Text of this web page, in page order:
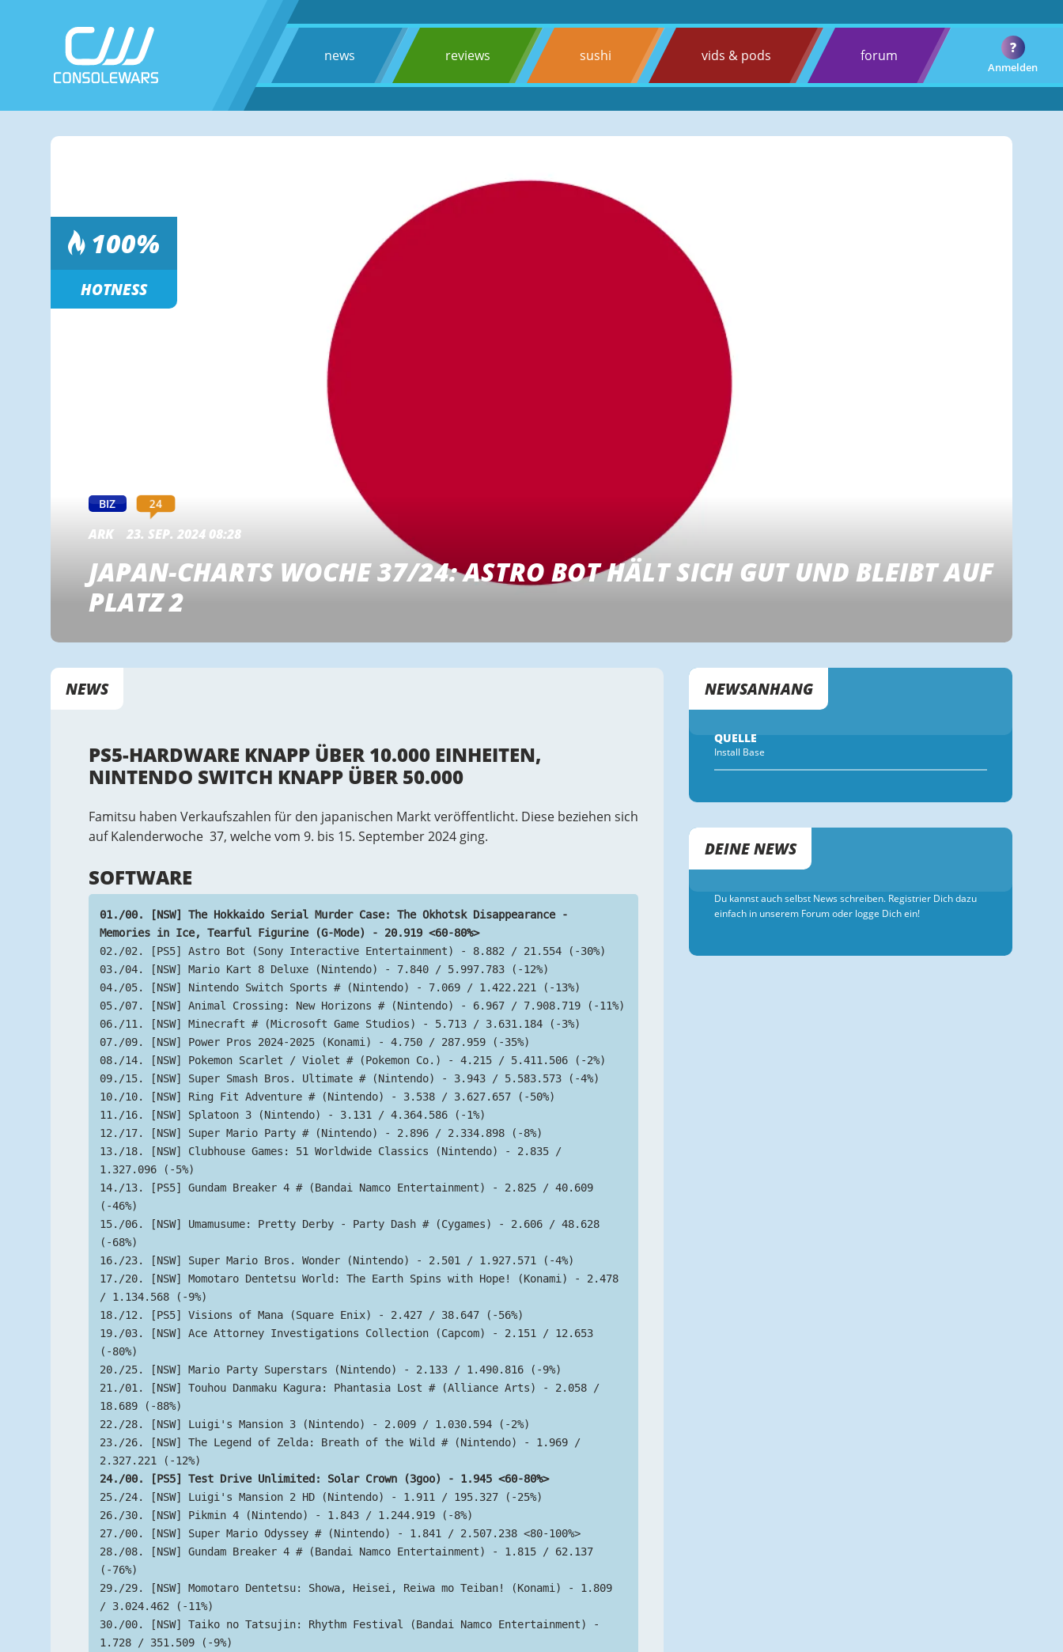
news reviews sushi vids & pods forum
Anmelden
?
100%
HOTNESS
BIZ 24
ARK 23. SEP. 2024 08:28
JAPAN-CHARTS WOCHE 37/24: ASTRO BOT HÄLT SICH GUT UND BLEIBT AUF
PLATZ 2
NEWS
PS5-HARDWARE KNAPP ÜBER 10.000 EINHEITEN,
NINTENDO SWITCH KNAPP ÜBER 50.000
Famitsu haben Verkaufszahlen für den japanischen Markt veröffentlicht. Diese beziehen sich
auf Kalenderwoche 37, welche vom 9. bis 15. September 2024 ging.
SOFTWARE
01./00. [NSW] The Hokkaido Serial Murder Case: The Okhotsk Disappearance -
Memories in Ice, Tearful Figurine (G-Mode) - 20.919 <60-80%>
02./02. [PS5] Astro Bot (Sony Interactive Entertainment) - 8.882 / 21.554 (-30%)
03./04. [NSW] Mario Kart 8 Deluxe (Nintendo) - 7.840 / 5.997.783 (-12%)
04./05. [NSW] Nintendo Switch Sports # (Nintendo) - 7.069 / 1.422.221 (-13%)
05./07. [NSW] Animal Crossing: New Horizons # (Nintendo) - 6.967 / 7.908.719 (-11%)
06./11. [NSW] Minecraft # (Microsoft Game Studios) - 5.713 / 3.631.184 (-3%)
07./09. [NSW] Power Pros 2024-2025 (Konami) - 4.750 / 287.959 (-35%)
08./14. [NSW] Pokemon Scarlet / Violet # (Pokemon Co.) - 4.215 / 5.411.506 (-2%)
09./15. [NSW] Super Smash Bros. Ultimate # (Nintendo) - 3.943 / 5.583.573 (-4%)
10./10. [NSW] Ring Fit Adventure # (Nintendo) - 3.538 / 3.627.657 (-50%)
11./16. [NSW] Splatoon 3 (Nintendo) - 3.131 / 4.364.586 (-1%)
12./17. [NSW] Super Mario Party # (Nintendo) - 2.896 / 2.334.898 (-8%)
13./18. [NSW] Clubhouse Games: 51 Worldwide Classics (Nintendo) - 2.835 /
1.327.096 (-5%)
14./13. [PS5] Gundam Breaker 4 # (Bandai Namco Entertainment) - 2.825 / 40.609
(-46%)
15./06. [NSW] Umamusume: Pretty Derby - Party Dash # (Cygames) - 2.606 / 48.628
(-68%)
16./23. [NSW] Super Mario Bros. Wonder (Nintendo) - 2.501 / 1.927.571 (-4%)
17./20. [NSW] Momotaro Dentetsu World: The Earth Spins with Hope! (Konami) - 2.478
/ 1.134.568 (-9%)
18./12. [PS5] Visions of Mana (Square Enix) - 2.427 / 38.647 (-56%)
19./03. [NSW] Ace Attorney Investigations Collection (Capcom) - 2.151 / 12.653
(-80%)
20./25. [NSW] Mario Party Superstars (Nintendo) - 2.133 / 1.490.816 (-9%)
21./01. [NSW] Touhou Danmaku Kagura: Phantasia Lost # (Alliance Arts) - 2.058 /
18.689 (-88%)
22./28. [NSW] Luigi's Mansion 3 (Nintendo) - 2.009 / 1.030.594 (-2%)
23./26. [NSW] The Legend of Zelda: Breath of the Wild # (Nintendo) - 1.969 /
2.327.221 (-12%)
24./00. [PS5] Test Drive Unlimited: Solar Crown (3goo) - 1.945 <60-80%>
25./24. [NSW] Luigi's Mansion 2 HD (Nintendo) - 1.911 / 195.327 (-25%)
26./30. [NSW] Pikmin 4 (Nintendo) - 1.843 / 1.244.919 (-8%)
27./00. [NSW] Super Mario Odyssey # (Nintendo) - 1.841 / 2.507.238 <80-100%>
28./08. [NSW] Gundam Breaker 4 # (Bandai Namco Entertainment) - 1.815 / 62.137
(-76%)
29./29. [NSW] Momotaro Dentetsu: Showa, Heisei, Reiwa mo Teiban! (Konami) - 1.809
/ 3.024.462 (-11%)
30./00. [NSW] Taiko no Tatsujin: Rhythm Festival (Bandai Namco Entertainment) -
1.728 / 351.509 (-9%)
NEWSANHANG
QUELLE
Install Base
DEINE NEWS
Du kannst auch selbst News schreiben. Registrier Dich dazu
einfach in unserem Forum oder logge Dich ein!